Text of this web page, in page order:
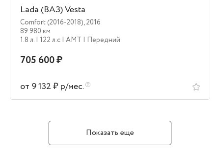
Lada (ВАЗ) Vesta
Comfort (2016-2018),2016
89 980 км
1.8 л. | 122 л.c | AMT | Передний
705 600 ₽
от 9 132 ₽ р/мес.
Показать еще